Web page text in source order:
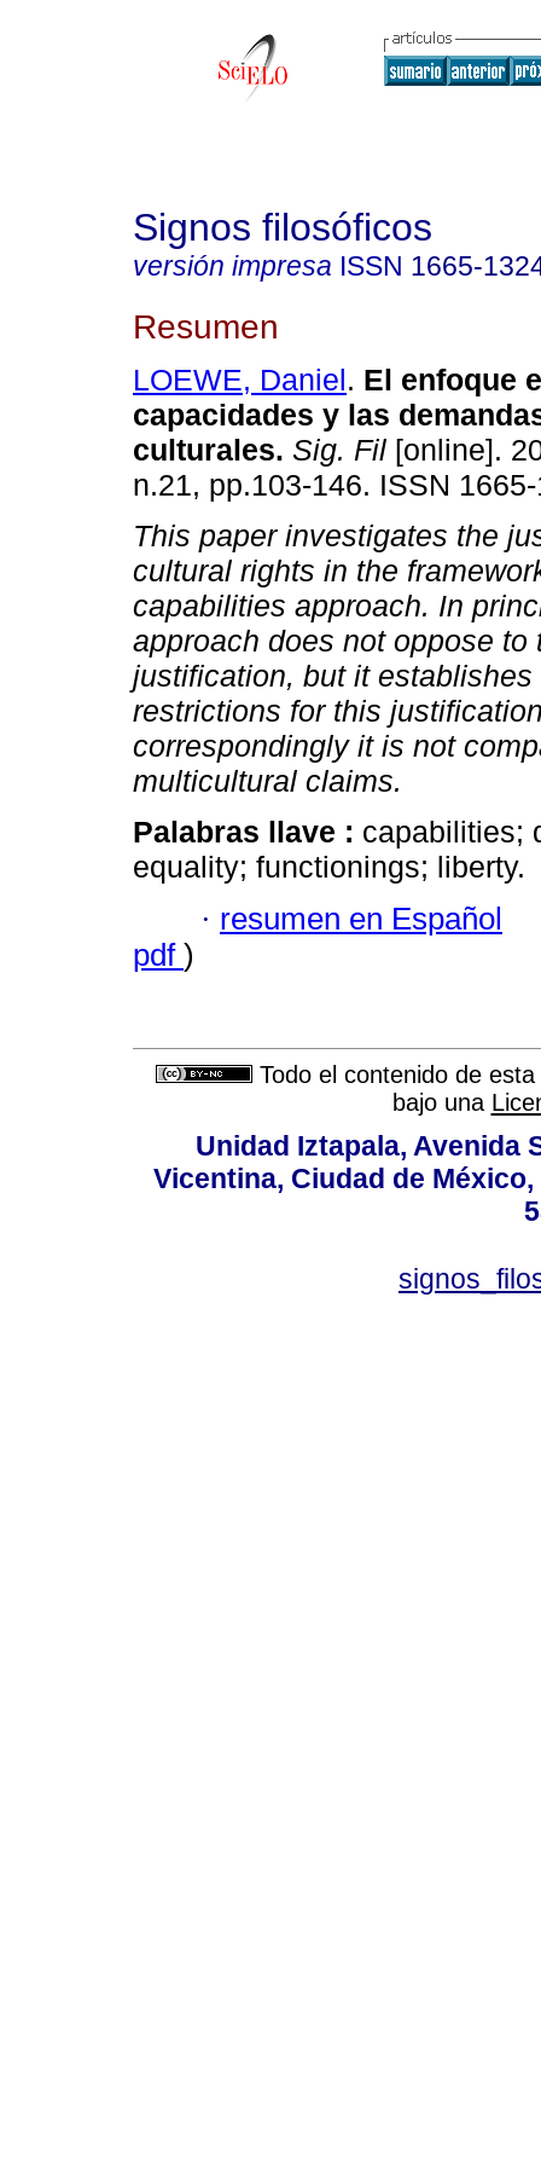
Signos filosóficos
versión impresa ISSN 1665-
Resumen
LOEWE, Daniel. El enfoque
capacidades y las
culturales. Sig. Fil [online].
n.21, pp.103-146. ISSN
This paper investigates the
cultural rights in the
capabilities approach. In
approach does not oppose to
justification, but it
restrictions for this
correspondingly it is not
multicultural claims.
Palabras llave : capabilities;
equality; functionings; liberty.
· resumen en Español
pdf )
Todo el contenido de
bajo una
Unidad Iztapala, Avenida
Vicentina, Ciudad de